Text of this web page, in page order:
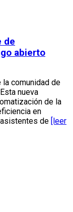
de
abierto
la comunidad de
nueva
de la
en
de [leer